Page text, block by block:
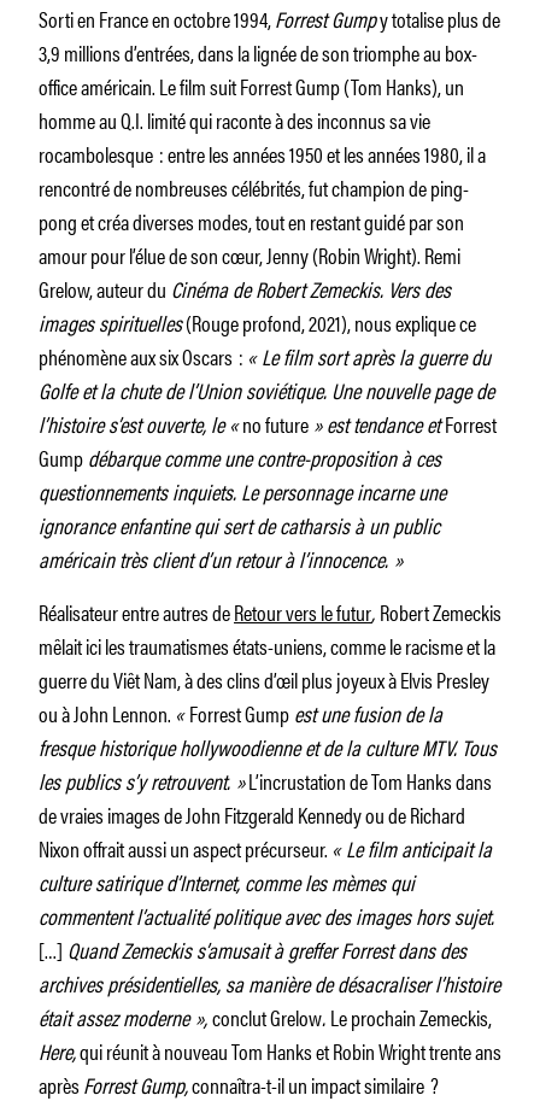
Sorti en France en octobre 1994,Forrest Gumpy totalise plus de
3,9 millions d’entrées, dans la lignée de son triomphe au box-
office américain. Le film suit Forrest Gump (Tom Hanks), un
homme au Q.I. limité qui raconte à des inconnus sa vie
rocambolesque : entre les années 1950 et les années 1980, il a
rencontré de nombreuses célébrités, fut champion de ping-
pong et créa diverses modes, tout en restant guidé par son
amour pour l’élue de son cœur, Jenny (Robin Wright). Remi
Grelow, auteur du Cinéma de Robert Zemeckis. Vers des
images spirituelles(Rouge profond, 2021), nous explique ce
phénomène aux six Oscars : « Le film sort après la guerre du
Golfe et la chute de l’Union soviétique. Une nouvelle page de
l’histoire s’est ouverte, le «no future» est tendance etForrest
Gumpdébarque comme une contre-proposition à ces
questionnements inquiets. Le personnage incarne une
ignorance enfantine qui sert de catharsis à un public
américain très client d’un retour à l’innocence. »
Réalisateur entre autres deRetour vers le futur,Robert Zemeckis
mêlait ici les traumatismes états-uniens, comme le racisme et la
guerre du Viêt Nam, à des clins d’œil plus joyeux à Elvis Presley
ou à John Lennon. «Forrest Gumpest une fusion de la
fresque historique hollywoodienne et de la culture MTV. Tous
les publics s’y retrouvent. »L’incrustation de Tom Hanks dans
de vraies images de John Fitzgerald Kennedy ou de Richard
Nixon offrait aussi un aspect précurseur. « Le film anticipait la
culture satirique d’Internet, comme les mèmes qui
commentent l’actualité politique avec des images hors sujet.
[…] Quand Zemeckis s’amusait à greffer Forrest dans des
archives présidentielles, sa manière de désacraliser l’histoire
était assez moderne »,conclut Grelow.Le prochain Zemeckis,
Here,qui réunit à nouveau Tom Hanks et Robin Wright trente ans
aprèsForrest Gump,connaîtra-t-il un impact similaire ?